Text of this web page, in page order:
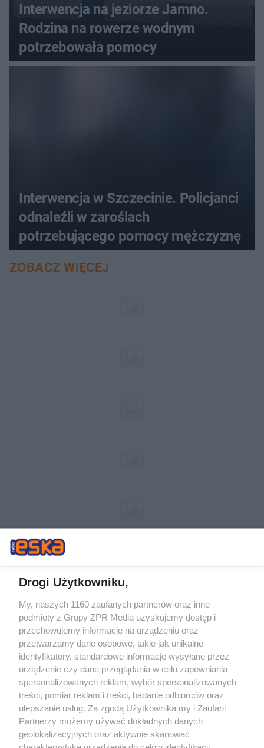
Interwencja na jeziorze Jamno.
Rodzina na rowerze wodnym
potrzebowała pomocy
Interwencja w Szczecinie. Policjanci
odnaleźli w zaroślach
potrzebującego pomocy mężczyznę
ZOBACZ WIĘCEJ
Żaden utwór zamieszczony w serwisie nie może być powielany i
rozpowszechniany lub dalej rozpowszechniany w jakikolwiek sposób (w
tym także elektroniczny lub mechaniczny) na jakimkolwiek polu
eksploatacji w jakiejkolwiek formie, włącznie z umieszczaniem w
Internecie bez pisemnej zgody właściciela praw. Jakiekolwiek użycie lub
wykorzystanie utworów w całości lub w części z naruszeniem prawa,
tzn. bez właściwej zgody, jest zabronione pod groźbą kary i może być
ścigane prawnie.
Drogi Użytkowniku,
My, naszych 1160 zaufanych partnerów oraz inne
podmioty z Grupy ZPR Media uzyskujemy dostęp i
przechowujemy informacje na urządzeniu oraz
przetwarzamy dane osobowe, takie jak unikalne
identyfikatory, standardowe informacje wysyłane przez
urządzenie czy dane przeglądania w celu zapewniania
spersonalizowanych reklam, wybór spersonalizowanych
treści, pomiar reklam i treści, badanie odbiorców oraz
ulepszanie usług. Za zgodą Użytkownika my i Zaufani
Partnerzy możemy używać dokładnych danych
geolokalizacyjnych oraz aktywnie skanować